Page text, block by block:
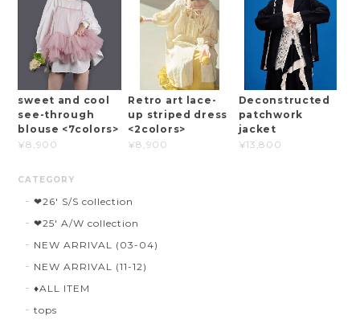
sweet and cool
see-through
blouse <7colors>
¥8,900
Retro art lace-
up striped dress
<2colors>
¥8,900
Deconstructed
patchwork
jacket
¥13,800
CATEGORY
❤︎26' S/S collection
❤︎25' A/W collection
NEW ARRIVAL (03-04)
NEW ARRIVAL (11-12)
♦︎ALL ITEM
tops